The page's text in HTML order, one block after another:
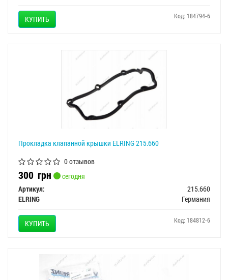
КУПИТЬ Код: 184794-6
Прокладка клапанной крышки ELRING 215.660
0 отзывов
300 грн
сегодня
Артикул:
215.660
ELRING
Германия
КУПИТЬ Код: 184812-6